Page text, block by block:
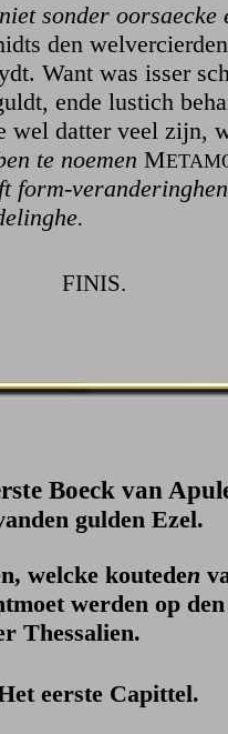
sonder oorsaecke
den
Want was isser
ende lustich
wel datter veel zijn,
te noemen M
form-
FINIS.
Boeck van
gulden Ezel.
welcke kouteden
werden op
Thessalien.
eerste Capittel.